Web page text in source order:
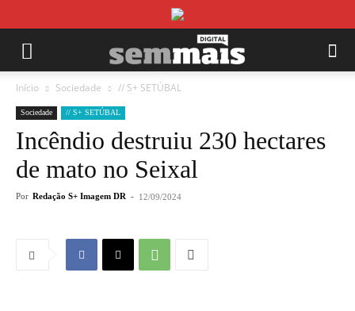
Início Sociedade // S+ SETÚBAL
Sociedade // S+ SETÚBAL
Incêndio destruiu 230 hectares
de mato no Seixal
Por Redação S+ Imagem DR - 12/09/2024